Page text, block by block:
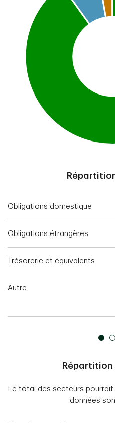
Obligations domestique
Obligations étrangères
Trésorerie et équivalents
Autre
Le total des secteurs pourrait
données